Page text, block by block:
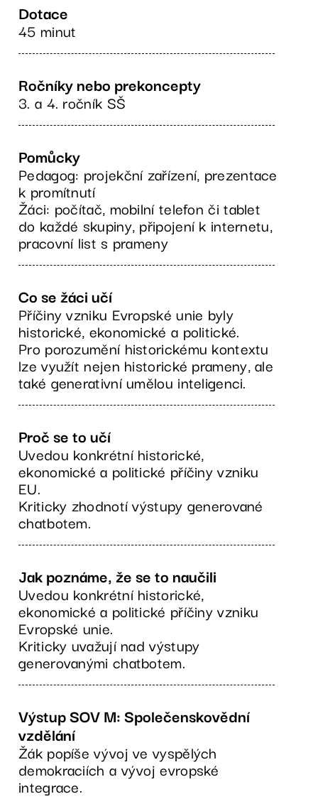
Dotace
45 minut
Ročníky nebo prekoncepty
3. a 4. ročník SŠ
Pomůcky
Pedagog: projekční zařízení, prezentace
k promítnutí
Žáci: počítač, mobilní telefon či tablet
do každé skupiny, připojení k internetu,
pracovní list s prameny
Co se žáci učí
Příčiny vzniku Evropské unie byly
historické, ekonomické a politické.
Pro porozumění historickému kontextu
lze využít nejen historické prameny, ale
také generativní umělou inteligenci.
Proč se to učí
Uvedou konkrétní historické,
ekonomické a politické příčiny vzniku
EU.
Kriticky zhodnotí výstupy generované
chatbotem.
Jak poznáme, že se to naučili
Uvedou konkrétní historické,
ekonomické a politické příčiny vzniku
Evropské unie.
Kriticky uvažují nad výstupy
generovanými chatbotem.
Výstup SOV M: Společenskovědní
vzdělání
Žák popíše vývoj ve vyspělých
demokraciích a vývoj evropské
integrace.